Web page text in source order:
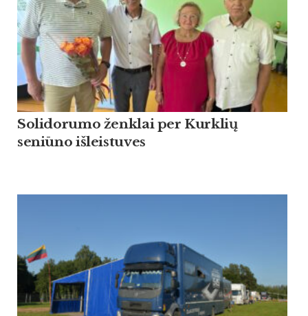
Solidorumo ženklai per Kurklių
seniūno išleistuves